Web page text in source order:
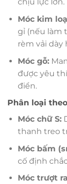
chịu lực lớn.
Móc kim
gỉ (nếu làm
rèm vải dày
Móc gỗ:
được yêu
điển.
Phân loại
Móc chữ S:
thanh treo
Móc bấm
cố định
Móc trượt